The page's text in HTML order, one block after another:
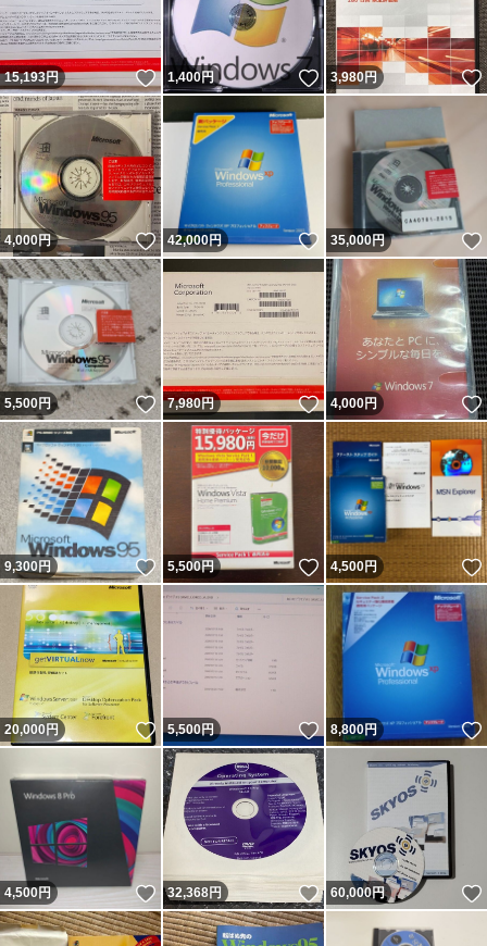
15,193円 いいね！
1,400円 いいね！
3,980円
4,000円 いいね！
42,000円 いいね！
35,000円
5,500円 いいね！
7,980円 いいね！
4,000円
9,300円 いいね！
5,500円 いいね！
4,500円
20,000円 いいね！
5,500円 いいね！
8,800円
4,500円 いいね！
32,368円 いいね！
60,000円